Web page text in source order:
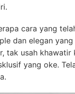
cara yang
dan elegan
tak usah khawatir
yang oke.